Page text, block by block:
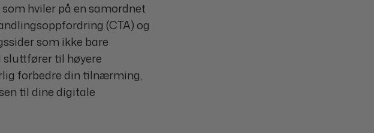
hviler på en samordnet
(CTA) og
som ikke bare
sluttfører til høyere
forbedre din tilnærming,
til dine digitale